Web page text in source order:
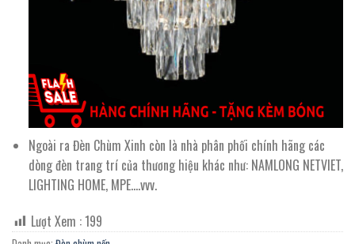
Ngoài ra Đèn Chùm Xinh còn là nhà phân phối chính hãng các
dòng đèn trang trí của thương hiệu khác như: NAMLONG NETVIET,
LIGHTING HOME, MPE….vvv.
Lượt Xem :199